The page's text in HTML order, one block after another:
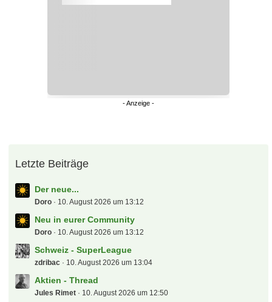
Letzte Beiträge
Der neue...
Doro 10. August 2026 um 13:12
Neu in eurer Community
Doro 10. August 2026 um 13:12
Schweiz - SuperLeague
zdribac 10. August 2026 um 13:04
Aktien - Thread
Jules Rimet 10. August 2026 um 12:50